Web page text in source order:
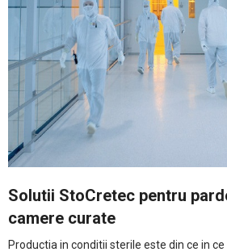
Solutii StoCretec pentru
camere curate
Productia in conditii sterile este din ce in